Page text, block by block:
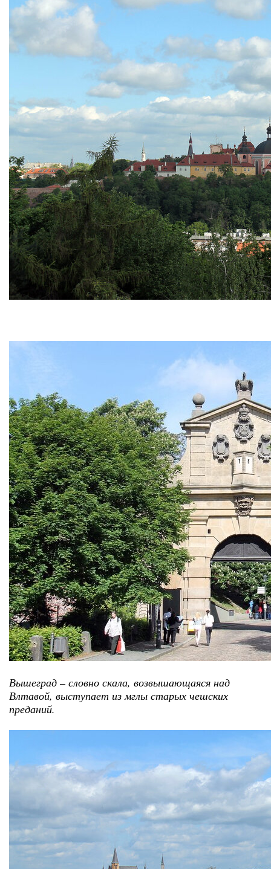
Вышеград – словно скала, возвышающаяся над
Влтавой, выступает из мглы старых чешских
преданий.